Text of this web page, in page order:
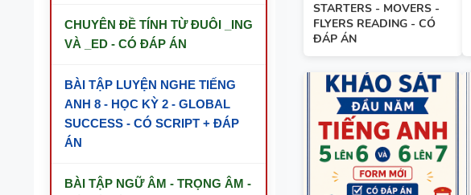
CHUYÊN ĐỀ TÍNH TỪ ĐUÔI _ING
VÀ _ED - CÓ ĐÁP ÁN
BÀI TẬP LUYỆN NGHE TIẾNG
ANH 8 - HỌC KỲ 2 - GLOBAL
SUCCESS - CÓ SCRIPT + ĐÁP
ÁN
BÀI TẬP NGỮ ÂM - TRỌNG ÂM -
STARTERS - MOVERS -
FLYERS READING - CÓ
ĐÁP ÁN